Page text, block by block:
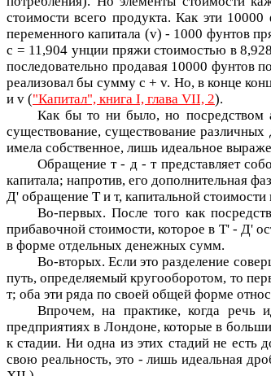
стоимости всего продукта. Как эти
переменного капитала (v) - 1000 фунтов
с = 11,904 унции пряжи стоимостью в
последовательно продавая 10000 фунтов
реализовал бы сумму c + v. Но, в конце
и v ("Капитал", книга I, глава VII, 2).
Как бы то ни было, но посредством
существование, существование
имела собственное, лишь идеальное
Обращениет - д - тпредставляет
капитала; напротив, его дополнительная
Д' обращение Ти т, капитальной
Во-первых. После того как
прибавочной стоимости, которое в Т' - Д'
в форме отдельных денежных сумм.
Во-вторых. Если это разделение
путь, определяемый кругооборотом, то
т; оба эти ряда по своей общей форме
Впрочем, на практике, когда речь
предприятиях в Лондоне, которые в
к стадии. Ни одна из этих стадий не есть
свою реальность, это - лишь идеальная